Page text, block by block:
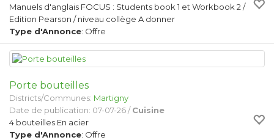
Manuels d'anglais FOCUS : Students book 1 et Workbook 2 /
Edition Pearson / niveau collège A donner
Type d'Annonce: Offre
Porte bouteilles
Districts/Communes: Martigny
Date de publication: 07-07-26 /Cuisine
4 bouteilles En acier
Type d'Annonce: Offre